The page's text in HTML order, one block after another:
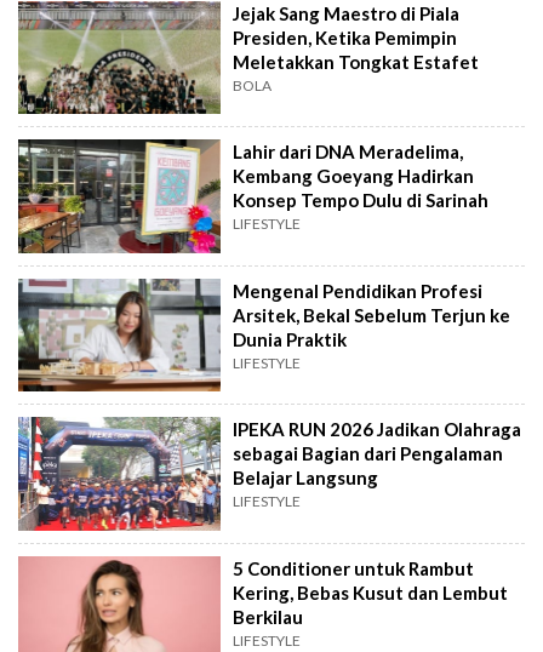
Jejak Sang Maestro di Piala
Presiden, Ketika Pemimpin
Meletakkan Tongkat Estafet
BOLA
Lahir dari DNA Meradelima,
Kembang Goeyang Hadirkan
Konsep Tempo Dulu di Sarinah
LIFESTYLE
Mengenal Pendidikan Profesi
Arsitek, Bekal Sebelum Terjun ke
Dunia Praktik
LIFESTYLE
IPEKA RUN 2026 Jadikan Olahraga
sebagai Bagian dari Pengalaman
Belajar Langsung
LIFESTYLE
5 Conditioner untuk Rambut
Kering, Bebas Kusut dan Lembut
Berkilau
LIFESTYLE